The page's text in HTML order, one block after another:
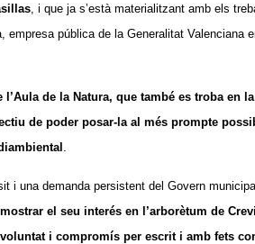
, i que ja s’està materialitzant amb els
empresa pública de la Generalitat Valenciana
l’Aula de la Natura, que també es troba en
de poder posar-la al més prompte
.
i una demanda persistent del Govern
el seu interés en l’arborètum de
i compromís per escrit i amb fets